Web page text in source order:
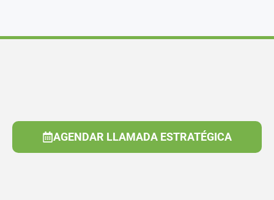
AGENDAR LLAMADA ESTRATÉGICA